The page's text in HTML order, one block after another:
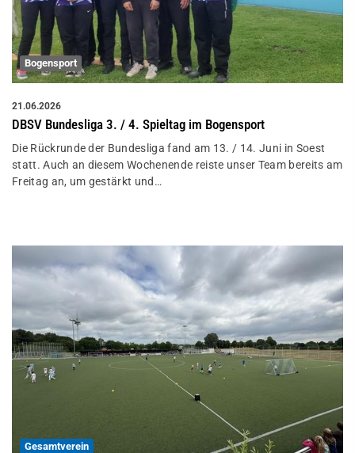
Bogensport
21.06.2026
DBSV Bundesliga 3. / 4. Spieltag im Bogensport
Die Rückrunde der Bundesliga fand am 13. / 14. Juni in Soest
statt. Auch an diesem Wochenende reiste unser Team bereits am
Freitag an, um gestärkt und…
Gesamtverein